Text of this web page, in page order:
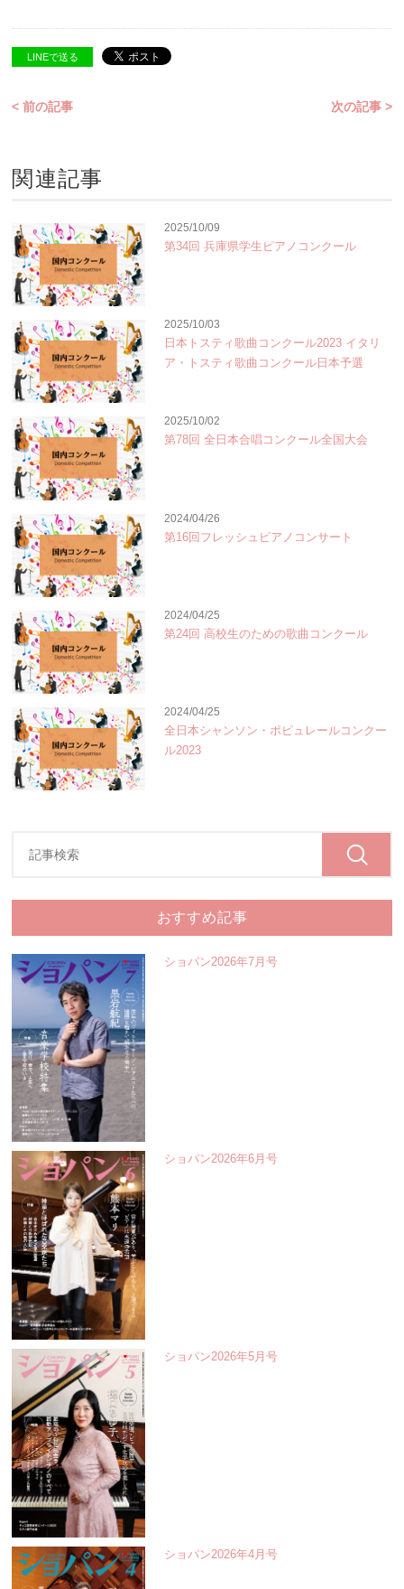
LINEで送る
< 前の記事 次の記事 >
関連記事
2025/10/09
第34回 兵庫県学生ピアノコンクール
2025/10/03
日本トスティ歌曲コンクール2023 イタリ
ア・トスティ歌曲コンクール日本予選
2025/10/02
第78回 全日本合唱コンクール全国大会
2024/04/26
第16回フレッシュピアノコンサート
2024/04/25
第24回 高校生のための歌曲コンクール
2024/04/25
全日本シャンソン・ポピュレールコンクー
ル2023
おすすめ記事
ショパン2026年7月号
ショパン2026年6月号
ショパン2026年5月号
ショパン2026年4月号